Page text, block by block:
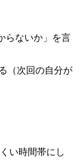
らないか」を言
（次回の自分が
い時間帯にし